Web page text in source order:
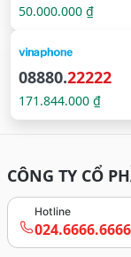
50.000.000 ₫
08880.22222
171.844.000 ₫
CÔNG TY CỔ
Hotline
024.6666.6666